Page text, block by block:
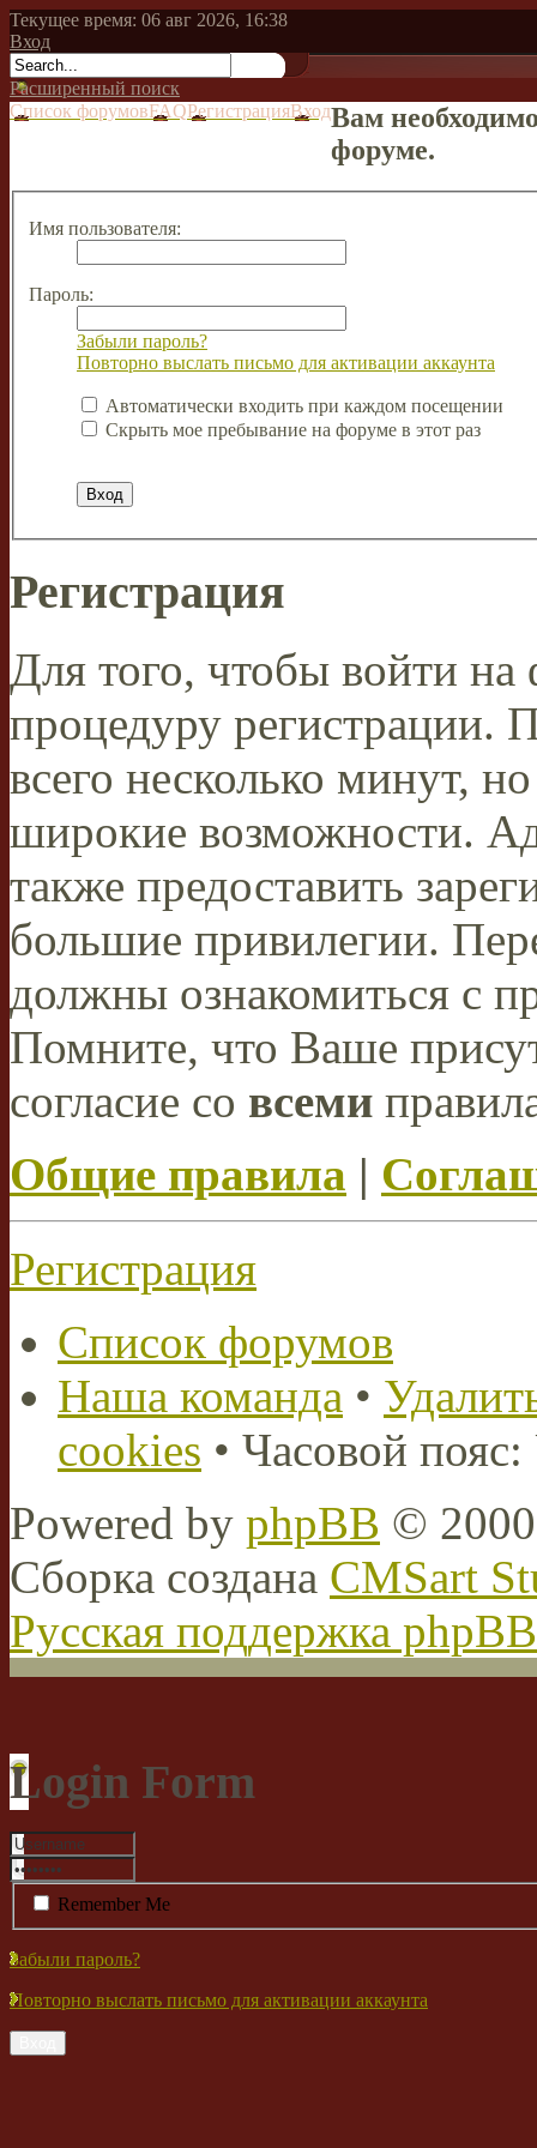
Текущее время: 06 авг 2026, 16:38
Вход
Расширенный поиск
Список форумовFAQРегистрацияВходВам
форуме.
Имя пользователя:
Пароль:
Забыли пароль?
Повторно выслать письмо для активации аккаунта
Автоматически входить при каждом посещении
Скрыть мое пребывание на форуме в этот раз
Регистрация
Для того, чтобы войти
процедуру регистрации.
всего несколько минут,
широкие возможности.
также предоставить
большие привилегии.
должны ознакомиться с
Помните, что Ваше
согласие со всеми
Общие правила |
Регистрация
Список форумов
Наша команда •
cookies • Часовой
Powered by phpBB ©
Сборка создана CMSart
Русская поддержка phpBB
Login Form
Remember Me
Забыли пароль?
Повторно выслать письмо для активации аккаунта